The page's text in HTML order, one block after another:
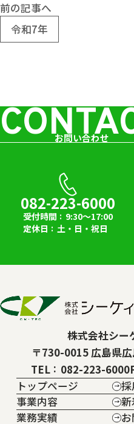
前の記事へ
令和7年
お問い合わせ
082-223-6000
受付時間
9:30～17:00
定休日
土・日・祝日
株式会社シー
〒730-0015 広島県
TEL
082-223-6000
トップページ
事業内容
業務実績